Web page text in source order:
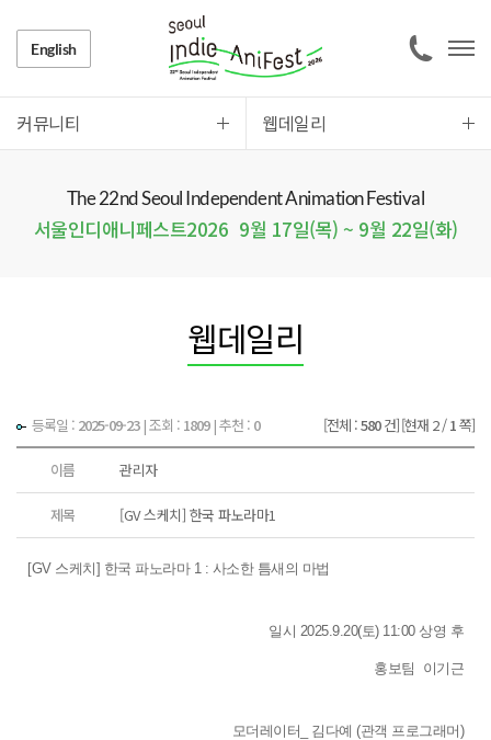
English
커뮤니티 웹데일리
The 22nd Seoul Independent Animation Festival
서울인디애니페스트2026 9월 17일(목) ~ 9월 22일(화)
웹데일리
등록일 : 2025-09-23|조회 : 1809| 추천 : 0 [전체 :580건][현재 2 /1쪽]
이름 관리자
제목 [GV 스케치] 한국 파노라마1
[GV 스케치] 한국 파노라마 1 : 사소한 틈새의 마법
일시 2025.9.20(토) 11:00 상영 후
홍보팀  이기근
모더레이터_ 김다예 (관객 프로그래머)